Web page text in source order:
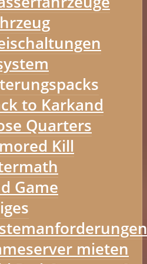
to Karkand
Quarters
Kill
Game
mieten